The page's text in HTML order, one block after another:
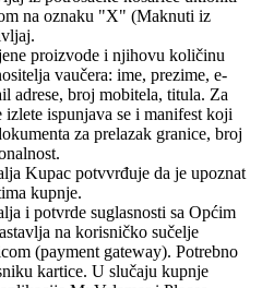
na oznaku "X" (Maknuti iz
proizvode i njihovu količinu
vaučera: ime, prezime, e-
adrese, broj mobitela, titula. Za
ispunjava se i manifest koji
za prelazak granice, broj
Kupac potvvrđuje da je upoznat
kupnje.
i potvrde suglasnosti sa Općim
na korisničko sučelje
(payment gateway). Potrebno
kartice. U slučaju kupnje